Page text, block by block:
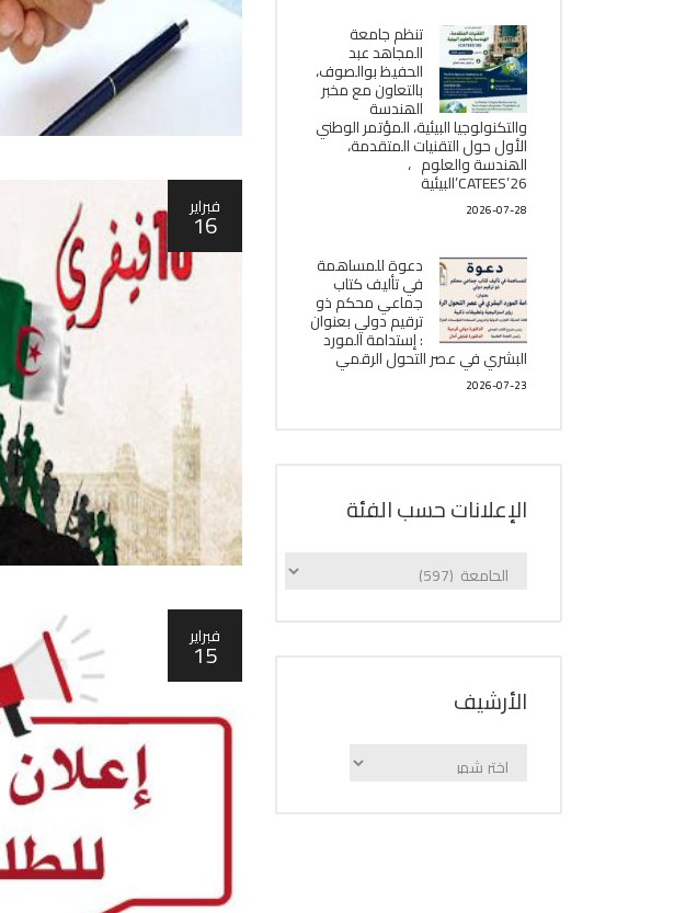
فبراير
16
فبراير
15
تنظم جامعة
المجاهد عبد
الحفيظ بوالصوف،
بالتعاون مع مخبر
الھندسة
والتكنولوجيا البیئیة، المؤتمر الوطني
الأول حول التقنيات المتقدمة،
الھندسة والعلوم ،
CATEES’26’البیئية
2026-07-28
دعوة للمساهمة
في تأليف كتاب
جماعي محكم ذو
ترقيم دولي بعنوان
: إستدامة المورد
البشري في عصر التحول الرقمي
2026-07-23
الإعلانات حسب الفئة
الإعلانات
اﻷرشيف
اﻷرشيف